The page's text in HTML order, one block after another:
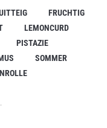
FRUCHTIG
LEMONCURD
PISTAZIE
SOMMER